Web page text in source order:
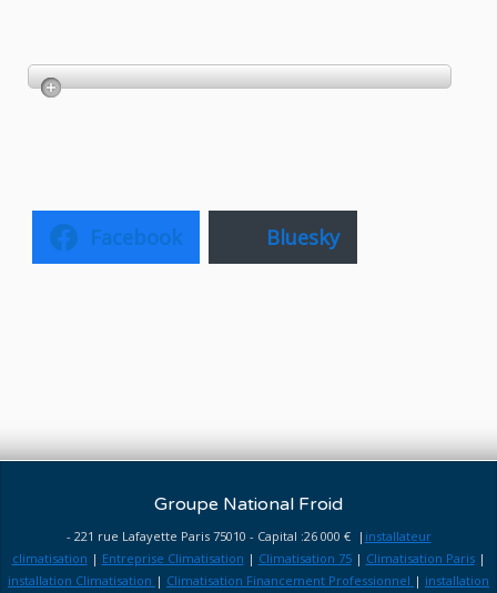
Facebook Bluesky
Groupe National Froid
- 221 rue Lafayette Paris 75010 - Capital :26 000 € | installateur
climatisation | Entreprise Climatisation | Climatisation 75| Climatisation Paris|
installation Climatisation | Climatisation Financement Professionnel | installation